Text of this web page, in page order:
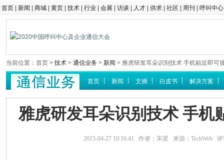
首页 新闻 商城 黄页 技术 行业 会展 访谈 人才 供求 社区 周刊 呼叫中心
当前位置：首页 > 技术 > 通信业务 > 新闻 > 雅虎研发耳朵识别技术 手机贴近即可
首页 新闻 文摘 白皮书 解决方案
雅虎研发耳朵识别技术 手机
2015-04-27 10:16:41 作者：宋星 来源：TechWeb